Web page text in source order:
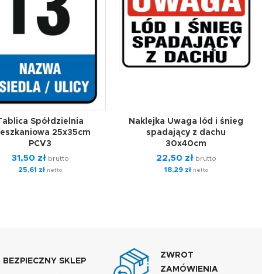
Spółdzielnia
25x35cm
PCV3
31,50 złbrutto
25,61 zł netto
Naklejka Uwaga lód i śnieg
spadający z dachu
30x40cm
22,50 złbrutto
18,29 złnetto
BEZPIECZNY SKLEP
ZWROT
ZAMÓWIENIA